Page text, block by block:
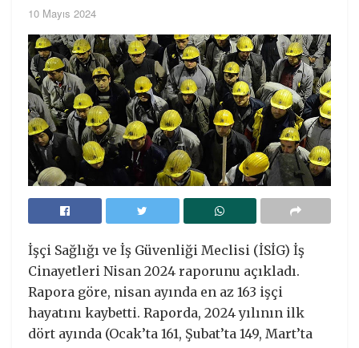
10 Mayıs 2024
İşçi Sağlığı ve İş Güvenliği Meclisi (İSİG) İş
Cinayetleri Nisan 2024 raporunu açıkladı.
Rapora göre, nisan ayında en az 163 işçi
hayatını kaybetti. Raporda, 2024 yılının ilk
dört ayında (Ocak’ta 161, Şubat’ta 149, Mart’ta